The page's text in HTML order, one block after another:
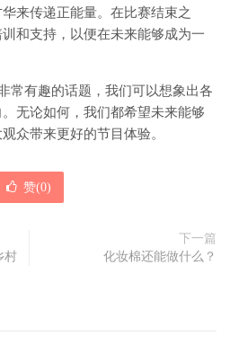
来传递正能量。在比赛结束之
和支持，以便在未来能够成为一
常有趣的话题，我们可以想象出各
无论如何，我们都希望未来能够
众带来更好的节目体验。
赞(0)
村
下一篇
化妆棉还能做什么？